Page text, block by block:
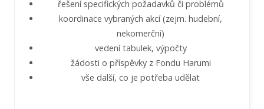
řešení specifických požadavků či problémů
koordinace vybraných akcí (zejm. hudební,
nekomerční)
vedení tabulek, výpočty
žádosti o příspěvky z Fondu Harumi
vše další, co je potřeba udělat